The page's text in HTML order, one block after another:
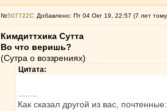
№507722 Добавлено: Пт 04 Окт 19, 22:57 (7 лет
Кимдиттхика Сутта
Во что веришь?
(Сутра о воззрениях)
Цитата:
Как сказал другой из вас,